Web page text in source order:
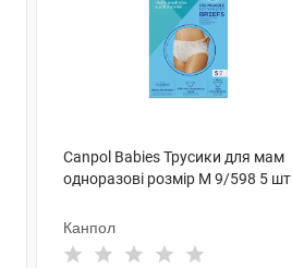
Canpol Babies Трусики для мам
одноразові розмір M 9/598 5 шт
Канпол